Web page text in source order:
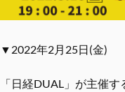
▼2022年2月25日(金)
「日経DUAL」が主催